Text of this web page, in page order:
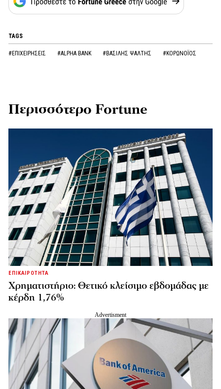
TAGS
#ΕΠΙΧΕΙΡΗΣΕΙΣ #ALPHA BANK #ΒΑΣΙΛΗΣ ΨΑΛΤΗΣ #ΚΟΡΩΝOΪΟΣ
Περισσότερο Fortune
ΕΠΙΚΑΙΡΟΤΗΤΑ
Χρηματιστήριο: Θετικό κλείσιμο εβδομάδας με
κέρδη 1,76%